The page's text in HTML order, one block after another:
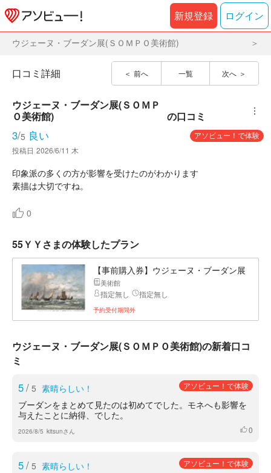
新規登録 ログイン
ウジェーヌ・ブーダン展(ＳＯＭＰＯ美術館)
前へ 一覧 次へ
口コミ詳細
ウジェーヌ・ブーダン展(ＳＯＭＰ
Ｏ美術館)
の口コミ ︙
3/5 良い
アソビュー！で体験
投稿日 2026/6/11 木
印象派の多くの方が影響を受けたのがわかります
素描は大切ですね。
0
55ＹＹさまの体験したプラン
【事前購入券】ウジェーヌ・ブーダン展
美術館
指定無し 指定無し
予約受付期間外
ウジェーヌ・ブーダン展(ＳＯＭＰＯ美術館)の新着口コ
ミ
5/ 5 素晴らしい！ アソビュー！で体験
ブーダンをまとめて見たのは初めてでした。モネへも影響を
与えたことに納得、でした。
2026/8/5 kitsunさん いいね
0
5/ 5 素晴らしい！ アソビュー！で体験